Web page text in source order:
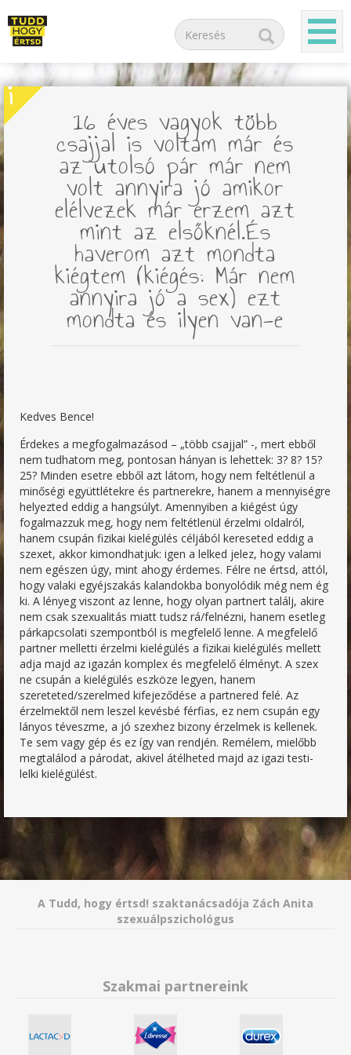
i
16 éves vagyok több
csajjal is voltam már és
az utolsó pár már nem
volt annyira jó amikor
elélvezek már erzem azt
mint az elsőknél.És
haverom azt mondta
kiégtem (kiégés: Már nem
annyira jó a sex) ezt
mondta és ilyen van-e
Kedves Bence!
Érdekes a megfogalmazásod – „több csajjal” -, mert ebből
nem tudhatom meg, pontosan hányan is lehettek: 3? 8? 15?
25? Minden esetre ebből azt látom, hogy nem feltétlenül a
minőségi együttlétekre és partnerekre, hanem a mennyiségre
helyezted eddig a hangsúlyt. Amennyiben a kiégést úgy
fogalmazzuk meg, hogy nem feltétlenül érzelmi oldalról,
hanem csupán fizikai kielégülés céljából kereseted eddig a
szexet, akkor kimondhatjuk: igen a lelked jelez, hogy valami
nem egészen úgy, mint ahogy érdemes. Félre ne értsd, attól,
hogy valaki egyéjszakás kalandokba bonyolódik még nem ég
ki. A lényeg viszont az lenne, hogy olyan partnert találj, akire
nem csak szexualitás miatt tudsz rá/felnézni, hanem esetleg
párkapcsolati szempontból is megfelelő lenne. A megfelelő
partner melletti érzelmi kielégülés a fizikai kielégülés mellett
adja majd az igazán komplex és megfelelő élményt. A szex
ne csupán a kielégülés eszköze legyen, hanem
szereteted/szerelmed kifejeződése a partnered felé. Az
érzelmektől nem leszel kevésbé férfias, ez nem csupán egy
lányos téveszme, a jó szexhez bizony érzelmek is kellenek.
Te sem vagy gép és ez így van rendjén. Remélem, mielőbb
megtalálod a párodat, akivel átélheted majd az igazi testi-
lelki kielégülést.
A Tudd, hogy értsd! szaktanácsadója Zách Anita
szexuálpszichológus
Szakmai partnereink